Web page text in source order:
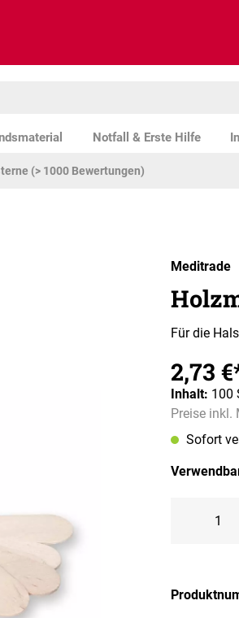
Notfall & Erste Hilfe
(> 1000 Bewertungen)
Meditrade
Für die
2,73
Inhalt: 100
Preise inkl.
Sofort